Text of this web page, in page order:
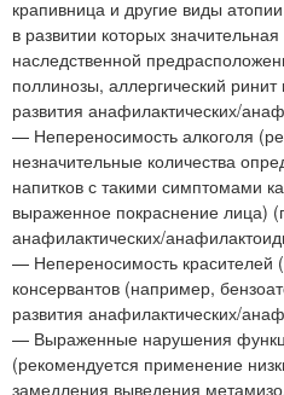
крапивница и другие виды
в развитии которых
наследственной
поллинозы, аллергический
развития анафилактических/
— Непереносимость алкоголя
незначительные количества
напитков с такими симптомами
выраженное покраснение лица)
анафилактических/
— Непереносимость красителей
консервантов (например,
развития анафилактических/
— Выраженные нарушения
(рекомендуется применение
замедления выведения